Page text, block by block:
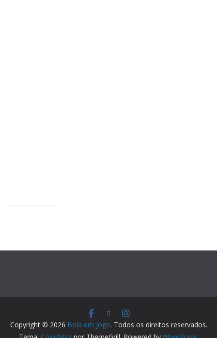
Copyright © 2026 Bola em Jogo. Todos os direitos reservados.